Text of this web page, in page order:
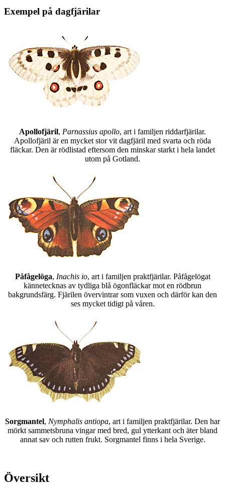
Exempel på dagfjärilar
Apollofjäril, Parnassius apollo, art i familjen riddarfjärilar.
Apollofjäril är en mycket stor vit dagfjäril med svarta och röda
fläckar. Den är rödlistad eftersom den minskar starkt i hela landet
utom på Gotland.
Påfågelöga, Inachis io, art i familjen praktfjärilar. Påfågelögat
kännetecknas av tydliga blå ögonfläckar mot en rödbrun
bakgrundsfärg. Fjärilen övervintrar som vuxen och därför kan den
ses mycket tidigt på våren.
Sorgmantel, Nymphalis antiopa, art i familjen praktfjärilar. Den har
mörkt sammetsbruna vingar med bred, gul ytterkant och äter bland
annat sav och rutten frukt. Sorgmantel finns i hela Sverige.
Översikt